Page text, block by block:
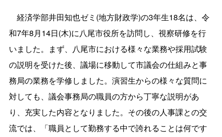
経済学部井田知也ゼミ(地方財政学)の3年生18名は、令
和7年8月14日(木)に八尾市役所を訪問し、視察研修を行
いました。まず、八尾市における様々な業務や採用試験
の説明を受けた後、議場に移動して市議会の仕組みと事
務局の業務を学修しました。演習生からの様々な質問に
対しても、議会事務局の職員の方から丁寧な説明があ
り、充実した内容となりました。その後の人事課との交
流では、「職員として勤務する中で誇れることは何です